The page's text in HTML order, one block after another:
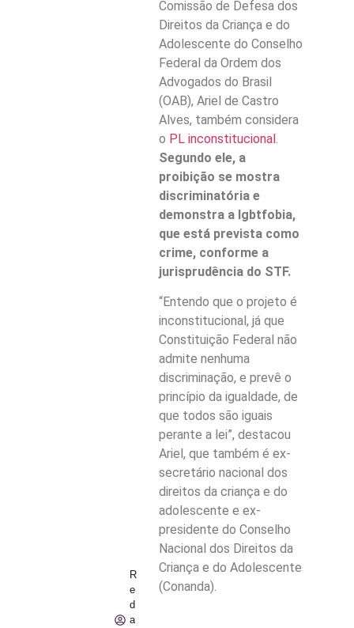
R
e
d
a
Comissão de Defesa dos
Direitos da Criança e do
Adolescente do Conselho
Federal da Ordem dos
Advogados do Brasil
(OAB), Ariel de Castro
Alves, também considera
o PL inconstitucional.
Segundo ele, a
proibição se mostra
discriminatória e
demonstra a lgbtfobia,
que está prevista como
crime, conforme a
jurisprudência do STF.
“Entendo que o projeto é
inconstitucional, já que
Constituição Federal não
admite nenhuma
discriminação, e prevê o
princípio da igualdade, de
que todos são iguais
perante a lei”, destacou
Ariel, que também é ex-
secretário nacional dos
direitos da criança e do
adolescente e ex-
presidente do Conselho
Nacional dos Direitos da
Criança e do Adolescente
(Conanda).